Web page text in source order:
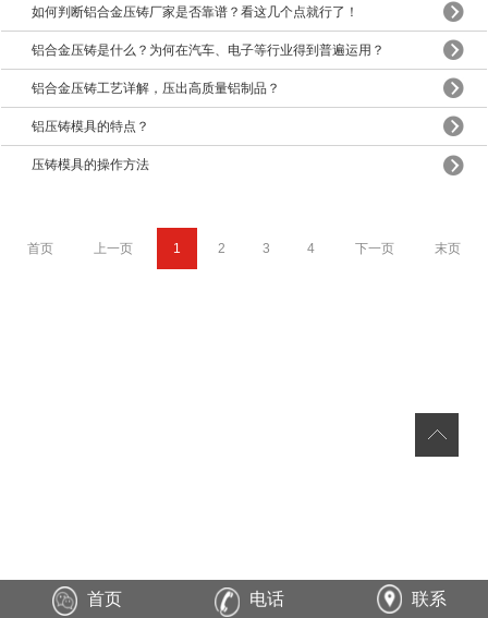
如何判断铝合金压铸厂家是否靠谱？看这几个点就行了！
铝合金压铸是什么？为何在汽车、电子等行业得到普遍运用？
铝合金压铸工艺详解，压出高质量铝制品？
铝压铸模具的特点？
压铸模具的操作方法
首页 上一页 1 2 3 4 下一页 末页
首页 电话 联系